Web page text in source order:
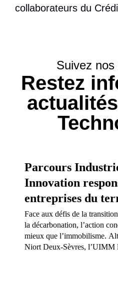
collaborateurs du
Suivez
Restez
Parcours
Innovation
entreprises du
s’engagent dans
trajectoire pour
Face aux défis de la
la décarbonation, l’action
mieux que l’immobilisme.
Niort Deux-Sèvres, l’UIMM